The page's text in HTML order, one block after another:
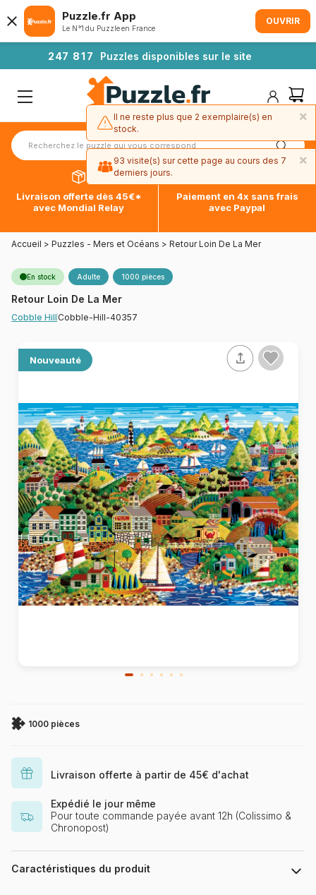
247 81 7 Puzzles disponibles sur le site
Livraison offerte dès 45€*
avec Mondial Relay
Paiement en 4x sans frais
avec Paypal
Accueil > Puzzles - Mers et Océans > Retour Loin De La Mer
En stock Adulte 1000 pièces
Retour Loin De La Mer
Cobble Hill Cobble-Hill-40357
Nouveauté
1000 pièces
Livraison offerte à partir de 45€ d'achat
Expédié le jour même
Pour toute commande payée avant 12h (Colissimo &
Chronopost)
Caractéristiques du produit
Puzzle.fr App
Le N°1 du Puzzle en France
OUVRIR
×
Il ne reste plus que 2 exemplaire(s) en
stock.
×
93 visite(s) sur cette page au cours des 7
derniers jours.